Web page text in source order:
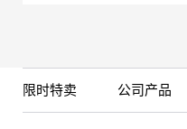
细胞培养瓶
More
限时特卖 公司产品